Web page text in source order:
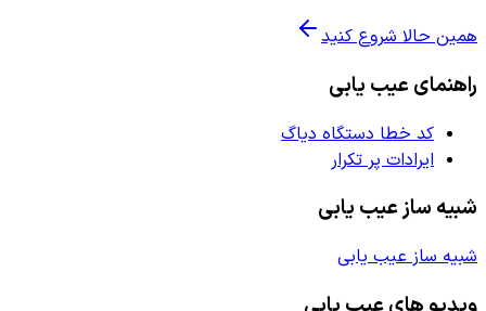
همین حالا شروع کنید
راهنمای عیب یابی
کد خطا دستگاه دیاگ
ایرادات پر تکرار
شبیه ساز عیب یابی
شبیه ساز عیب یابی